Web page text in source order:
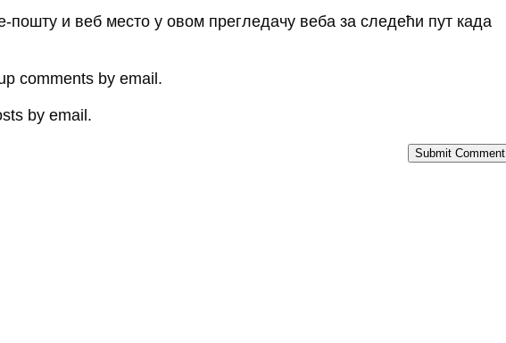
пошту и веб место у овом прегледачу веба за следећи пут када
comments by email.
by email.
Submit Comment